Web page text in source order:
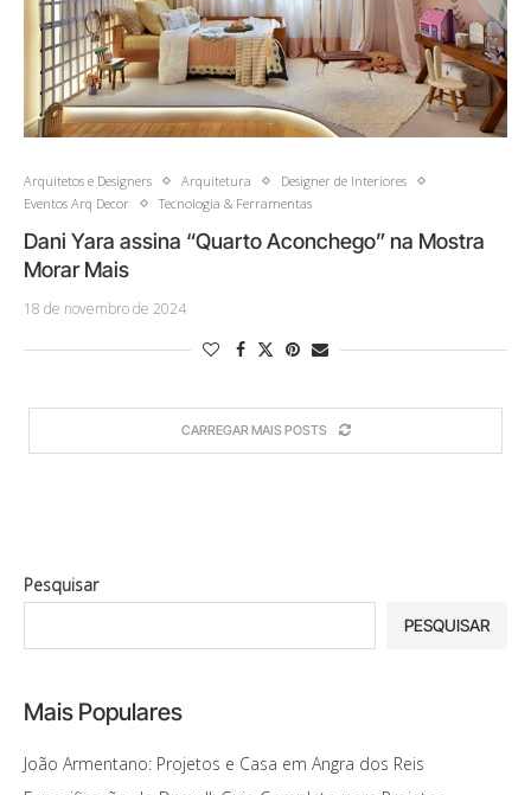
Arquitetos e Designers Arquitetura
Designer de Interiores
Eventos Arq Decor
Tecnologia & Ferramentas
Dani Yara assina “Quarto Aconchego” na Mostra
Morar Mais
18 de novembro de 2024
CARREGAR MAIS POSTS
Pesquisar
PESQUISAR
Mais Populares
João Armentano: Projetos e Casa em Angra dos Reis